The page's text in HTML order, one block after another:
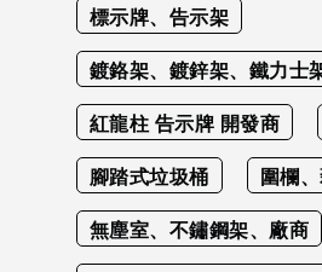
標示牌、告示架
鍍鉻架、鍍鋅架、鐵力士
紅龍柱 告示牌 開發商
腳踏式垃圾桶 圍欄
無塵室、不鏽鋼架、廠商